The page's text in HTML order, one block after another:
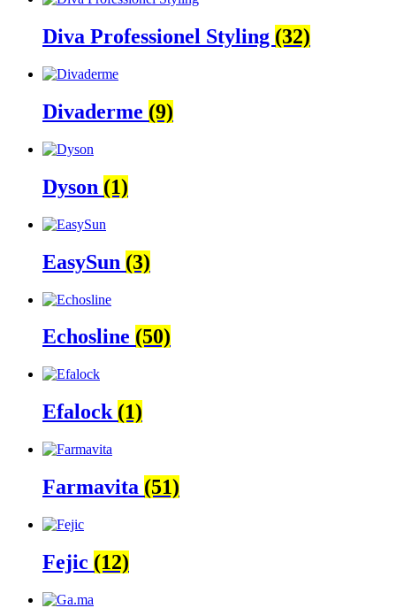
Diva Professionel Styling (32)
Divaderme (9)
Dyson (1)
EasySun (3)
Echosline (50)
Efalock (1)
Farmavita (51)
Fejic (12)